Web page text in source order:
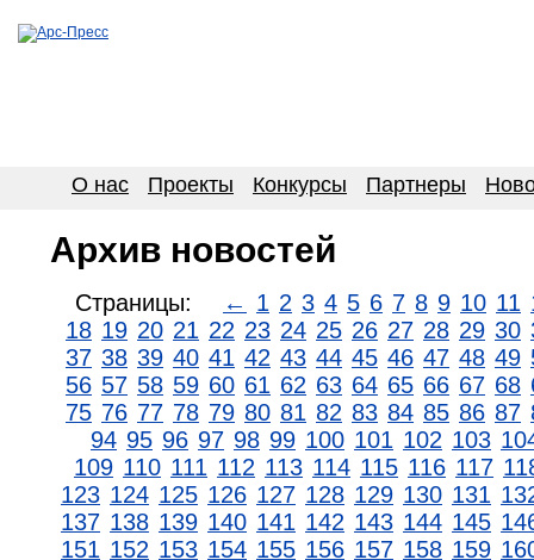
О нас Проекты Конкурсы Партнеры
Архив новостей
Страницы: ← 1 2 3 4 5 6 7 8 9 10 11
18 19 20 21 22 23 24 25 26 27 28 29 30
37 38 39 40 41 42 43 44 45 46 47 48 49
56 57 58 59 60 61 62 63 64 65 66 67 68
75 76 77 78 79 80 81 82 83 84 85 86 87
94 95 96 97 98 99 100 101 102 103
109 110 111 112 113 114 115 116 117
123 124 125 126 127 128 129 130 131
137 138 139 140 141 142 143 144 145
151 152 153 154 155 156 157 158 159